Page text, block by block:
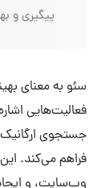
پیگیری و
سئو به معنای
فعالیت‌هایی
جستجوی ارگانیک
فراهم می‌کند.